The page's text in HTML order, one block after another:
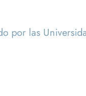
por las